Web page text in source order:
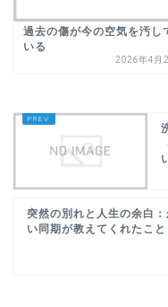
過去の傷が今の空気を汚し
いる
2026年4月
突然の別れと人生の余白
い同期が教えてくれたこと